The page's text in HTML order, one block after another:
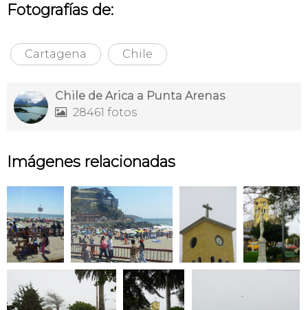
Fotografías de:
Cartagena Chile
Chile de Arica a Punta Arenas
 28461 fotos
Imágenes relacionadas